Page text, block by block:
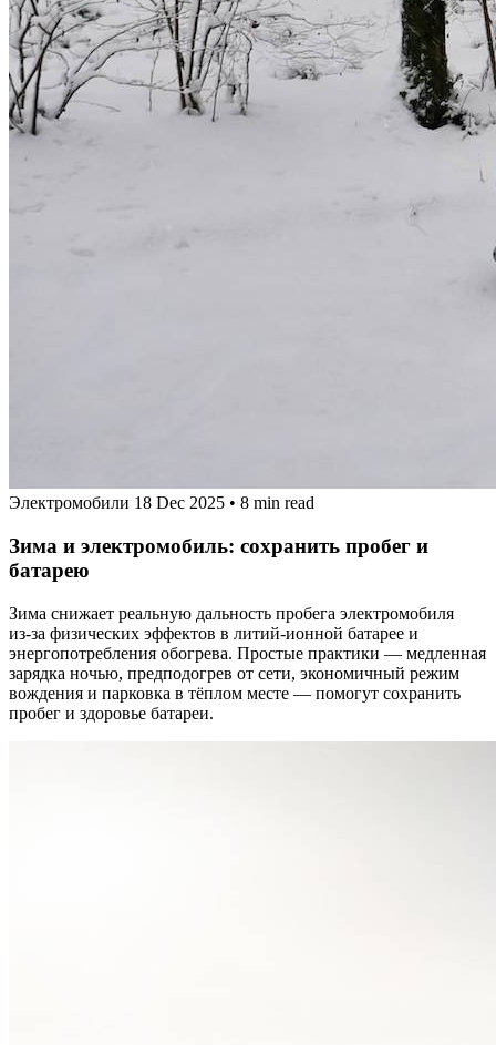
Электромобили 18 Dec 2025 • 8 min read
Зима и электромобиль: сохранить пробег и
батарею
Зима снижает реальную дальность пробега электромобиля
из‑за физических эффектов в литий‑ионной батарее и
энергопотребления обогрева. Простые практики — медленная
зарядка ночью, предподогрев от сети, экономичный режим
вождения и парковка в тёплом месте — помогут сохранить
пробег и здоровье батареи.